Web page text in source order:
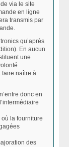
via le site
en ligne
transmis par
qu’après
En aucun
une
faire naître à
donc en
la fourniture
des